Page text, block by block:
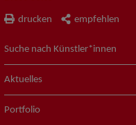
drucken empfehlen
Suche nach Künstler*innen
Aktuelles
Portfolio